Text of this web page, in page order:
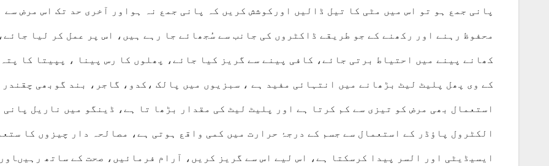
پانی جمع ہو تو اس میں مٹی کا تیل ڈالیں اورکوشش کریں کہ پانی جمع نہ ہواور آخری حد تک اس مرض سے
محفوظ رہنے اور رکھنے کے جو طریقے ڈاکٹروں کی جانب سے سُجھائے جا رہے ہیں، اس پر عمل کر لیا جائے،
کھانے پینے میں احتیاط برتی جائے، کافی پینے سے گریز کیا جائے، پھلوں کا رس پینا ، پپیتا کا پتہ
کے وی پھل پلیٹ لیٹ بڑھانے میں انتہائی مفید ہے ، سبزیوں میں پالک ،کدو، گاجر، بند گوبھی چقندر
استعمال بھی مرض کو تیزی سے کم کرتا ہے اور پلیٹ لیٹ کی مقدار بڑھا تا ہے، ڈینگو میں ناریل پانی
الکٹرول پاؤڈر کے استعمال سے جسم کے درجۂ حرارت میں کمی واقع ہوتی ہے، مصالحہ دار چیزوں کا
ایسیڈیٹی اور السر پیدا کرسکتا ہے، اس لیے اس سے گریز کریں، آرام فرمائیں، صحت کے ساتھ رہیںاور